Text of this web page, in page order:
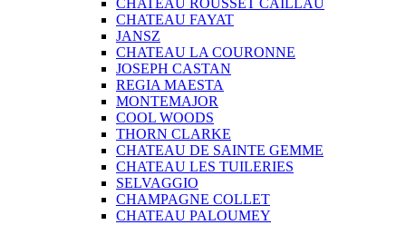
CHATEAU ROUSSET CAILLAU
CHATEAU FAYAT
JANSZ
CHATEAU LA COURONNE
JOSEPH CASTAN
REGIA MAESTA
MONTEMAJOR
COOL WOODS
THORN CLARKE
CHATEAU DE SAINTE GEMME
CHATEAU LES TUILERIES
SELVAGGIO
CHAMPAGNE COLLET
CHATEAU PALOUMEY